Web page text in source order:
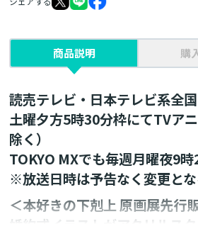
商品説明 購
読売テレビ・日本テレビ系全
土曜夕方5時30分枠にてTVア
除く）
TOKYO MXでも毎週月曜夜9
※放送日時は予告なく変更とな
＜本好きの下剋上 原画展先行
婚約式イラストがアクリルスタ